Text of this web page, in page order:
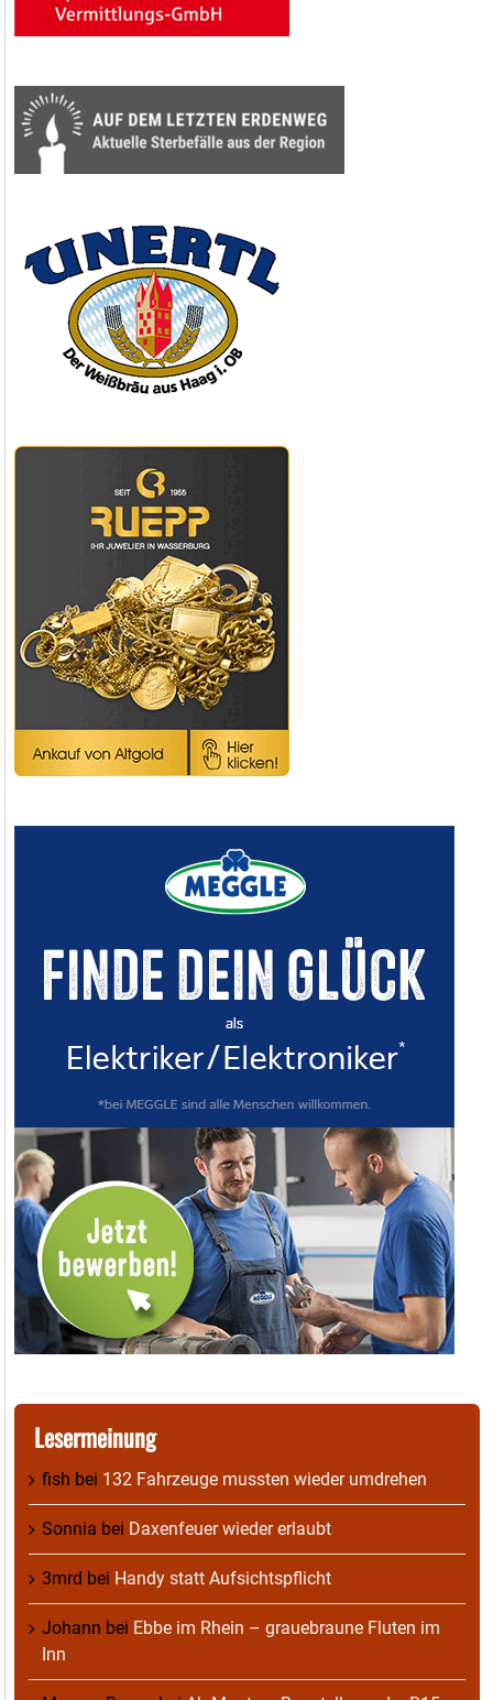
Lesermeinung
fish bei 132 Fahrzeuge mussten wieder umdrehen
Sonnia bei Daxenfeuer wieder erlaubt
3mrd bei Handy statt Aufsichtspflicht
Johann bei Ebbe im Rhein – grauebraune Fluten im
Inn